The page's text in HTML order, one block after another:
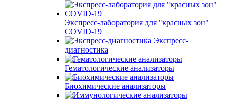
Экспресс-лаборатория для "красных зон"
COVID-19
Экспресс-
диагностика
Гематологические анализаторы
Биохимические анализаторы